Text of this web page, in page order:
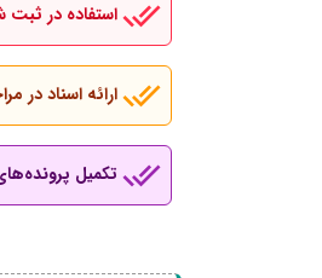
استفاده در ثبت
ارائه اسناد
تکمیل